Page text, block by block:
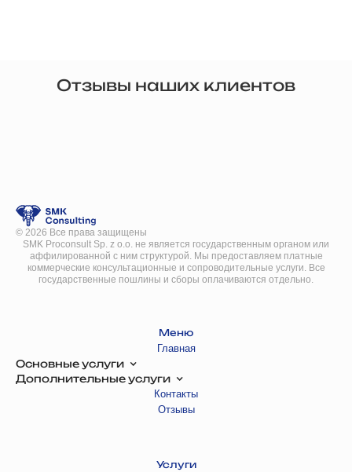
Отзывы наших клиентов
© 2026 Все права защищены
SMK Proconsult Sp. z o.o. не является государственным органом или
аффилированной с ним структурой. Мы предоставляем платные
коммерческие консультационные и сопроводительные услуги. Все
государственные пошлины и сборы оплачиваются отдельно.
Меню
Главная
Основные услуги
Дополнительные услуги
Контакты
Отзывы
Услуги